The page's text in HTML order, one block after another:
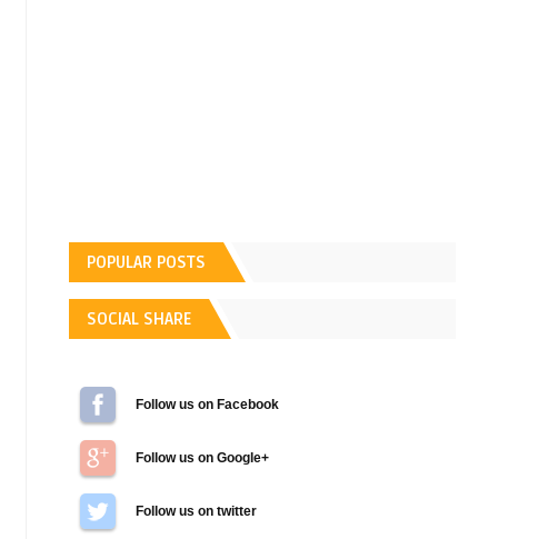
POPULAR POSTS
SOCIAL SHARE
Follow us on Facebook
Follow us on Google+
Follow us on Twitter